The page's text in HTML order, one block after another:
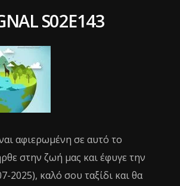
S02E143
αφιερωμένη σε αυτό το
στην ζωή μας και έφυγε την
2025), καλό σου ταξίδι και θα